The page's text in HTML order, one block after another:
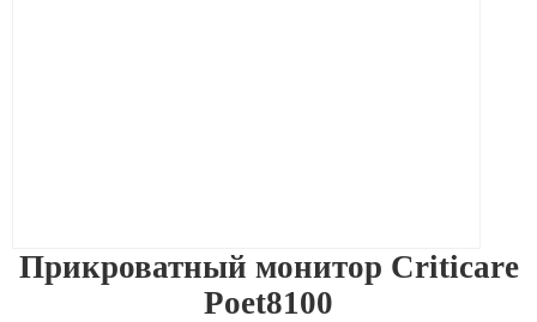
Прикроватный монитор Criticare
Poet8100